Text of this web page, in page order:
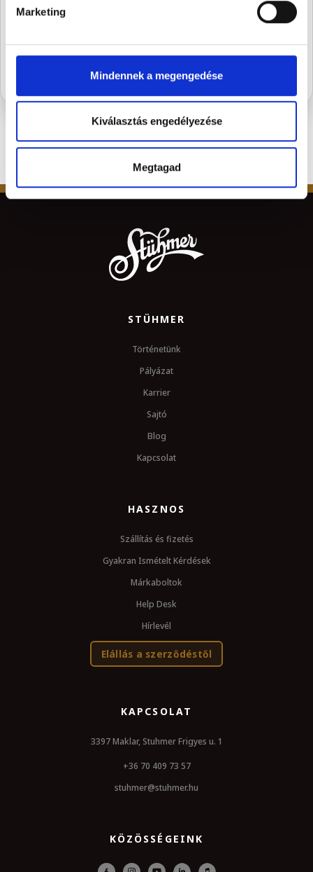
Marketing
Mindennek a megengedése
Kiválasztás engedélyezése
Megtagad
FELIRATKOZOM
STÜHMER
Történetünk
Pályázat
Karrier
Sajtó
Blog
Kapcsolat
HASZNOS
Szállítás és fizetés
Gyakran Ismételt Kérdések
Márkaboltok
Help Desk
Hírlevél
Elállás a szerződéstől
KAPCSOLAT
3397 Maklar, Stuhmer Frigyes u. 1
+36 70 409 73 57
stuhmer@stuhmer.hu
KÖZÖSSÉGEINK